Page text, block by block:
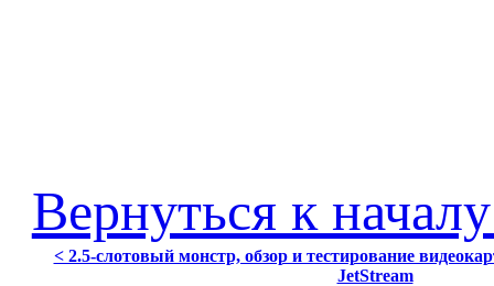
Вернуться к
< 2.5-слотовый монстр, обзор и тестирование
JetStream